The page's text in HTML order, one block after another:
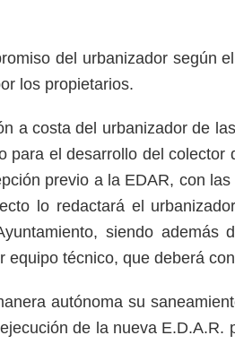
del urbanizador según
los propietarios.
a costa del urbanizador de
para el desarrollo del
previo a la EDAR, con
lo redactará el
siendo
técnico, que deberá
autónoma su
de la nueva